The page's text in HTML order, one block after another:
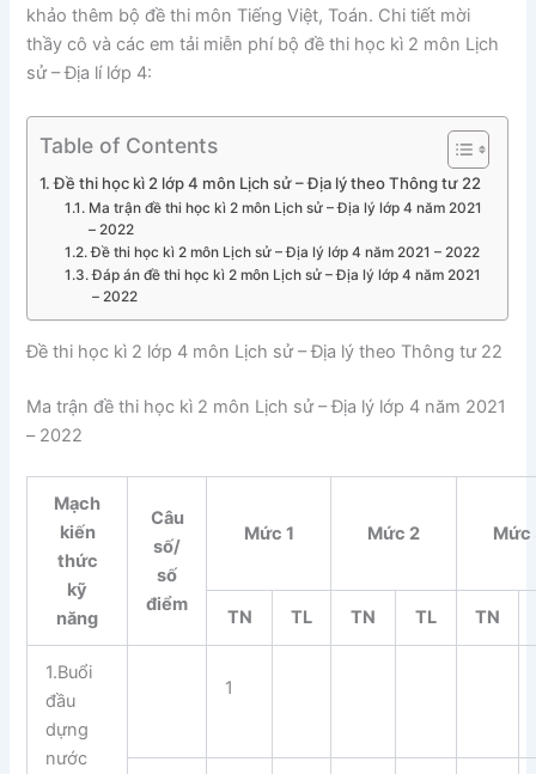
khảo thêm bộ đề thi môn Tiếng Việt, Toán. Chi tiết mời
thầy cô và các em tải miễn phí bộ đề thi học kì 2 môn Lịch
sử – Địa lí lớp 4:
Table of Contents
Đề thi học kì 2 lớp 4 môn Lịch sử – Địa lý theo Thông tư 22
Ma trận đề thi học kì 2 môn Lịch sử – Địa lý lớp 4 năm 2021
– 2022
Đề thi học kì 2 môn Lịch sử – Địa lý lớp 4 năm 2021 – 2022
Đáp án đề thi học kì 2 môn Lịch sử – Địa lý lớp 4 năm 2021
– 2022
Đề thi học kì 2 lớp 4 môn Lịch sử – Địa lý theo Thông tư 22
Ma trận đề thi học kì 2 môn Lịch sử – Địa lý lớp 4 năm 2021
– 2022
Mạch
kiến
thức
kỹ
năng
Câu
số/
số
điểm
Mức 1 Mức 2 Mức
TN TL TN TL TN
1.Buổi
đầu
dựng
nước
1